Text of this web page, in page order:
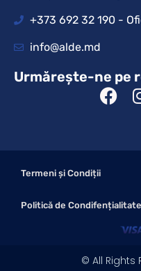
+373 692 32 190 -
info@alde.md
Urmărește-ne pe
Termeni și Condiții
Politică de Condifențialitate
© All Rights